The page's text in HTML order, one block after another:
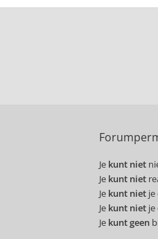
Je kunt niet
Je kunt niet
Je kunt niet
Je kunt niet
Je kunt geen